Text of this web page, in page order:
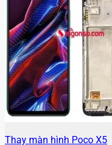
Thay màn hình Poco X5